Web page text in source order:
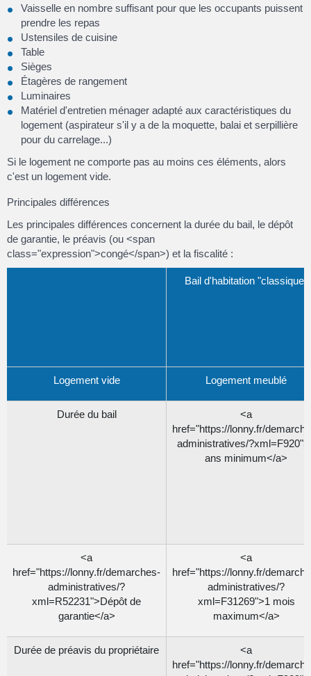
Vaisselle en nombre suffisant pour que les occupants puissent
prendre les repas
Ustensiles de cuisine
Table
Sièges
Étagères de rangement
Luminaires
Matériel d'entretien ménager adapté aux caractéristiques du
logement (aspirateur s'il y a de la moquette, balai et serpillière
pour du carrelage...)
Si le logement ne comporte pas au moins ces éléments, alors
c'est un logement vide.
Principales différences
Les principales différences concernent la durée du bail, le dépôt
de garantie, le préavis (ou <span
class="expression">congé</span>) et la fiscalité :
Bail d'habitation "classique"
Logement vide Logement meublé
Durée du bail
<a
href="https://lonny.fr/
administratives/
ans minimum</a>
<a
href="https://lonny.fr/demarches-
administratives/?
xml=R52231">Dépôt de
garantie</a>
<a
href="https://lonny.fr/
administratives/?
xml=F31269">1 mois
maximum</a>
Durée de préavis du propriétaire
<a
href="https://lonny.fr/